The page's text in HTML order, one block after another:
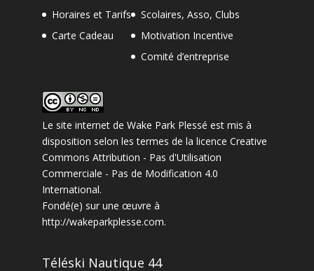
Horaires et Tarifs
Carte Cadeau
Scolaires, Asso, Clubs
Motivation Incentive
Comité d’entreprise
Le site internetde Wake Park Plessé est mis à
disposition selon les termes de la licence Creative
Commons Attribution - Pas d'Utilisation
Commerciale - Pas de Modification 4.0
International.
Fondé(e) sur une œuvre à
http://wakeparkplesse.com.
Téléski Nautique 44